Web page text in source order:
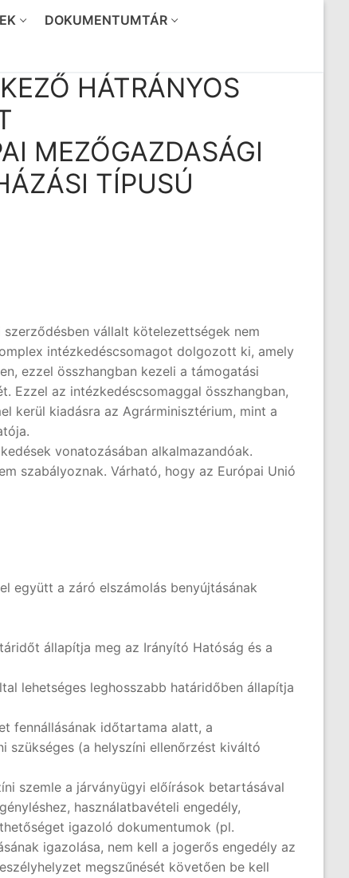
DOKUMENTUMTÁR
HÁTRÁNYOS
MEZŐGAZDASÁGI
TÍPUSÚ
vállalt kötelezettségek nem
intézkedéscsomagot dolgozott ki, amely
ezzel összhangban kezeli a támogatási
Ezzel az intézkedéscsomaggal összhangban,
kerül kiadásra az Agrárminisztérium, mint a
vonatozásában alkalmazandóak.
szabályoznak. Várható, hogy az Európai Unió
együtt a záró elszámolás benyújtásának
állapítja meg az Irányító Hatóság és a
lehetséges leghosszabb határidőben állapítja
fennállásának időtartama alatt, a
szükséges (a helyszíni ellenőrzést kiváltó
szemle a járványügyi előírások betartásával
használatbavételi engedély,
igazoló dokumentumok (pl.
igazolása, nem kell a jogerős engedély az
megszűnését követően be kell